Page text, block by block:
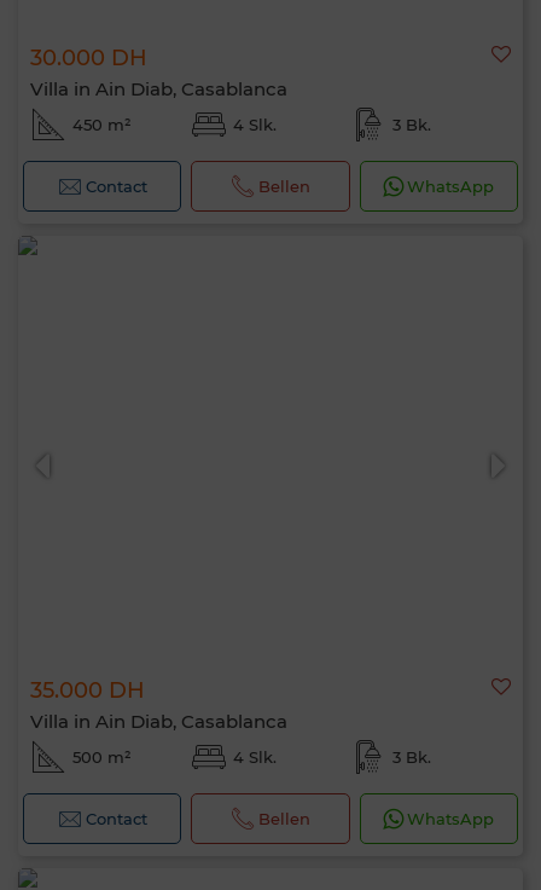
30.000 DH
Villa in Ain Diab, Casablanca
450 m² 4 Slk. 3 Bk.
Contact Bellen WhatsApp
35.000 DH
Villa in Ain Diab, Casablanca
500 m² 4 Slk. 3 Bk.
Contact Bellen WhatsApp